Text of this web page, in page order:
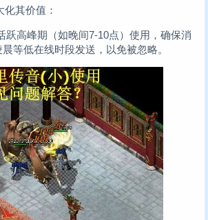
其价值：
跃高峰期（如晚间7-10点）使用，确保消
等低在线时段发送，以免被忽略。